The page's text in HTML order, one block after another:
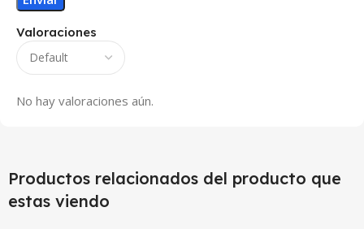
Valoraciones
No hay valoraciones aún.
Productos relacionados del producto que
estas viendo